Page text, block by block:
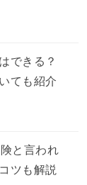
できる？
ても紹介
と言われ
ツも解説